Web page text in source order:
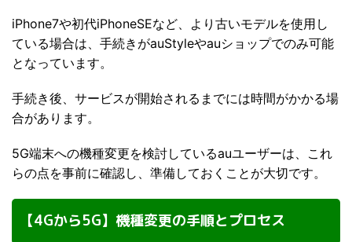
iPhone7や初代iPhoneSEなど、より古いモデルを使用し
ている場合は、手続きがauStyleやauショップでのみ可能
となっています。
手続き後、サービスが開始されるまでには時間がかかる場
合があります。
5G端末への機種変更を検討しているauユーザーは、これ
らの点を事前に確認し、準備しておくことが大切です。
【4Gから5G】機種変更の手順とプロセス